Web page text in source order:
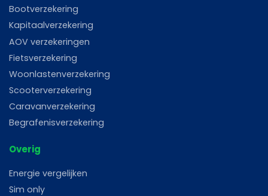
Bootverzekering
Kapitaalverzekering
AOV verzekeringen
Fietsverzekering
Woonlastenverzekering
Scooterverzekering
Caravanverzekering
Begrafenisverzekering
Overig
Energie vergelijken
Sim only